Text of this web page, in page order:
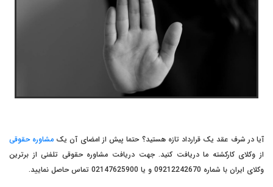
آیا در شرف عقد یک قرارداد تازه هستید؟ حتما پیش از امضای آن یک مشاوره حقوقی
از وکلای کارکشته ما دریافت کنید. جهت دریافت مشاوره حقوقی تلفنی از برترین
وکلای ایران با شماره 09212242670 و یا 02147625900 تماس حاصل نمایید.